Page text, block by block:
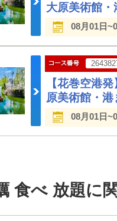
大原美術館・
08月01日
【花巻空港
原美術館・港
08月01日
食べ 放題に